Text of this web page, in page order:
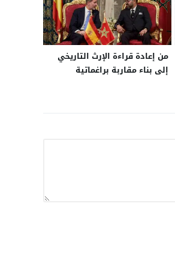
من إعادة قراءة الإرث التاريخي
إلى بناء مقاربة براغماتية